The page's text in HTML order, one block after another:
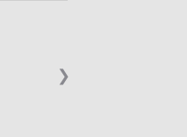
❯